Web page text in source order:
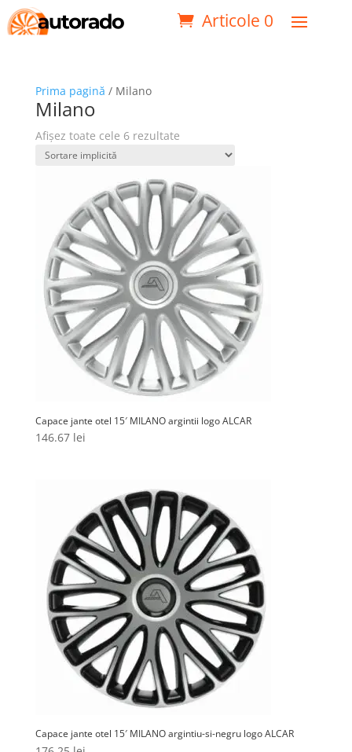
Articole 0
Prima pagină / Milano
Milano
Afișez toate cele 6 rezultate
Capace jante otel 15′ MILANO argintii logo ALCAR
146.67 lei
Capace jante otel 15′ MILANO argintiu-si-negru logo ALCAR